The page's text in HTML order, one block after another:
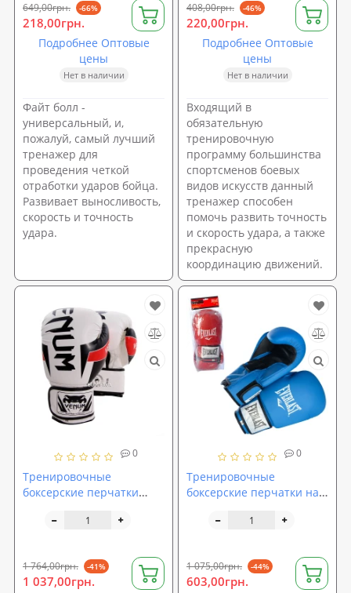
649,00грн. -66%
218,00грн.
Подробнее Оптовые
цены
Нет в наличии
Файт болл -
универсальный, и,
пожалуй, самый лучший
тренажер для
проведения четкой
отработки ударов бойца.
Развивает выносливость,
скорость и точность
удара.
408,00грн. -46%
220,00грн.
Подробнее Оптовые
цены
Нет в наличии
Входящий в
обязательную
тренировочную
программу большинства
спортсменов боевых
видов искусств данный
тренажер способен
помочь развить точность
и скорость удара, а также
прекрасную
координацию движений.
0
Тренировочные
боксерские перчатки
12 унций)
1 764,00грн. -41%
1 037,00грн.
0
Тренировочные
боксерские перчатки на
Everlast (MS 1946)
1 075,00грн. -44%
603,00грн.